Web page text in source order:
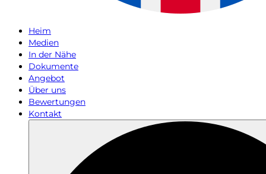
Heim
Medien
In der Nähe
Dokumente
Angebot
Über uns
Bewertungen
Kontakt